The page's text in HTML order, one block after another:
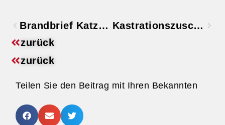
Brandbrief Katzenschutzverordnung
Kastrationszuschuss für Freigängerkatzen in Bad Mergentheim
zurück
zurück
Teilen Sie den Beitrag mit Ihren Bekannten